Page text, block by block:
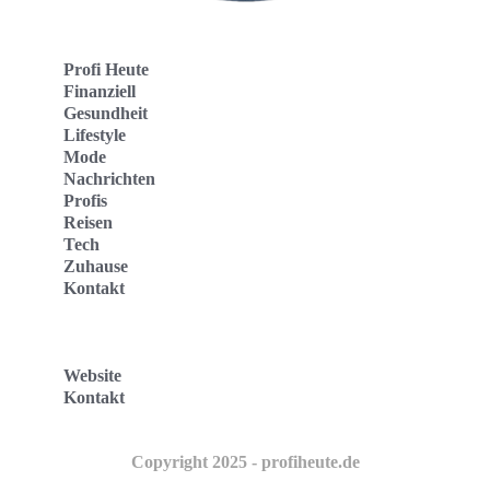
Profi Heute
Finanziell
Gesundheit
Lifestyle
Mode
Nachrichten
Profis
Reisen
Tech
Zuhause
Kontakt
Website
Kontakt
Copyright 2025 - profiheute.de